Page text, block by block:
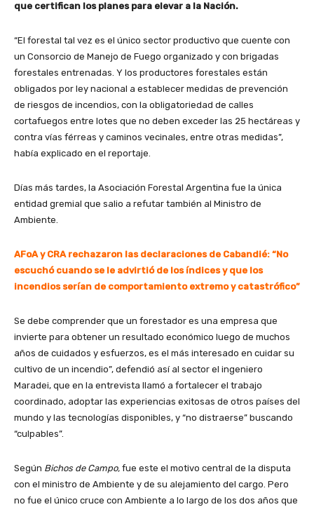
que certifican los planes para elevar a la Nación.
“El forestal tal vez es el único sector productivo que cuente con
un Consorcio de Manejo de Fuego organizado y con brigadas
forestales entrenadas. Y los productores forestales están
obligados por ley nacional a establecer medidas de prevención
de riesgos de incendios, con la obligatoriedad de calles
cortafuegos entre lotes que no deben exceder las 25 hectáreas y
contra vías férreas y caminos vecinales, entre otras medidas”,
había explicado en el reportaje.
Días más tardes, la Asociación Forestal Argentina fue la única
entidad gremial que salio a refutar también al Ministro de
Ambiente.
AFoA y CRA rechazaron las declaraciones de Cabandié: “No
escuchó cuando se le advirtió de los índices y que los
incendios serían de comportamiento extremo y catastrófico”
Se debe comprender que un forestador es una empresa que
invierte para obtener un resultado económico luego de muchos
años de cuidados y esfuerzos, es el más interesado en cuidar su
cultivo de un incendio”, defendió así al sector el ingeniero
Maradei, que en la entrevista llamó a fortalecer el trabajo
coordinado, adoptar las experiencias exitosas de otros países del
mundo y las tecnologías disponibles, y “no distraerse” buscando
“culpables”.
Según Bichos de Campo, fue este el motivo central de la disputa
con el ministro de Ambiente y de su alejamiento del cargo. Pero
no fue el único cruce con Ambiente a lo largo de los dos años que